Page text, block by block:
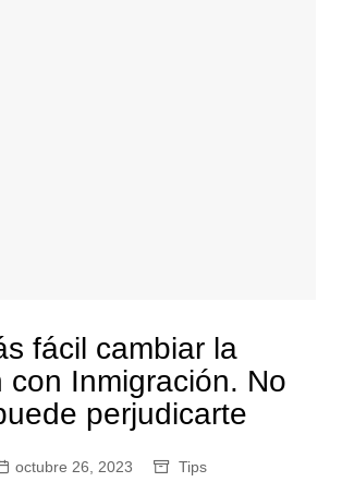
fácil cambiar la
con Inmigración. No
perjudicarte
octubre 26, 2023 Tips